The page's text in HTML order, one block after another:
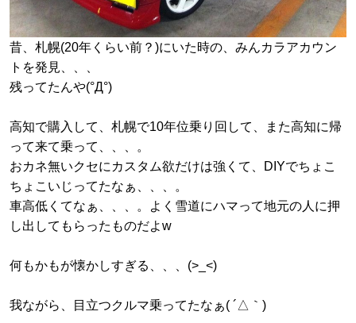
昔、札幌(20年くらい前？)にいた時の、みんカラアカウン
トを発見、、、
残ってたんや(°Д°)
高知で購入して、札幌で10年位乗り回して、また高知に帰
って来て乗って、、、。
おカネ無いクセにカスタム欲だけは強くて、DIYでちょこ
ちょこいじってたなぁ、、、。
車高低くてなぁ、、、。よく雪道にハマって地元の人に押
し出してもらったものだよw
何もかもが懐かしすぎる、、、(>_<)
我ながら、目立つクルマ乗ってたなぁ( ´△｀)